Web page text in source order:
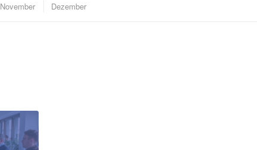
November Dezember